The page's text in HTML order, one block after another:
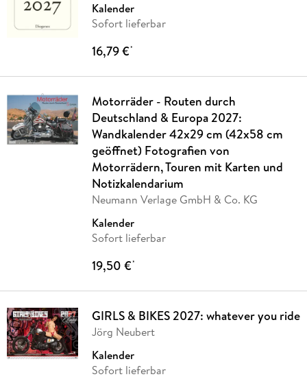
Kalender
Sofort lieferbar
16,79 €*
Motorräder - Routen durch
Deutschland & Europa 2027:
Wandkalender 42x29 cm (42x58 cm
geöffnet) Fotografien von
Motorrädern, Touren mit Karten und
Notizkalendarium
Neumann Verlage GmbH & Co. KG
Kalender
Sofort lieferbar
19,50 €*
GIRLS & BIKES 2027: whatever you ride
Jörg Neubert
Kalender
Sofort lieferbar